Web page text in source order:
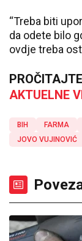
“Treba biti
da odete bilo
ovdje treba
AKTUELNE
BIH FARMA
JOVO VUJINOVIĆ